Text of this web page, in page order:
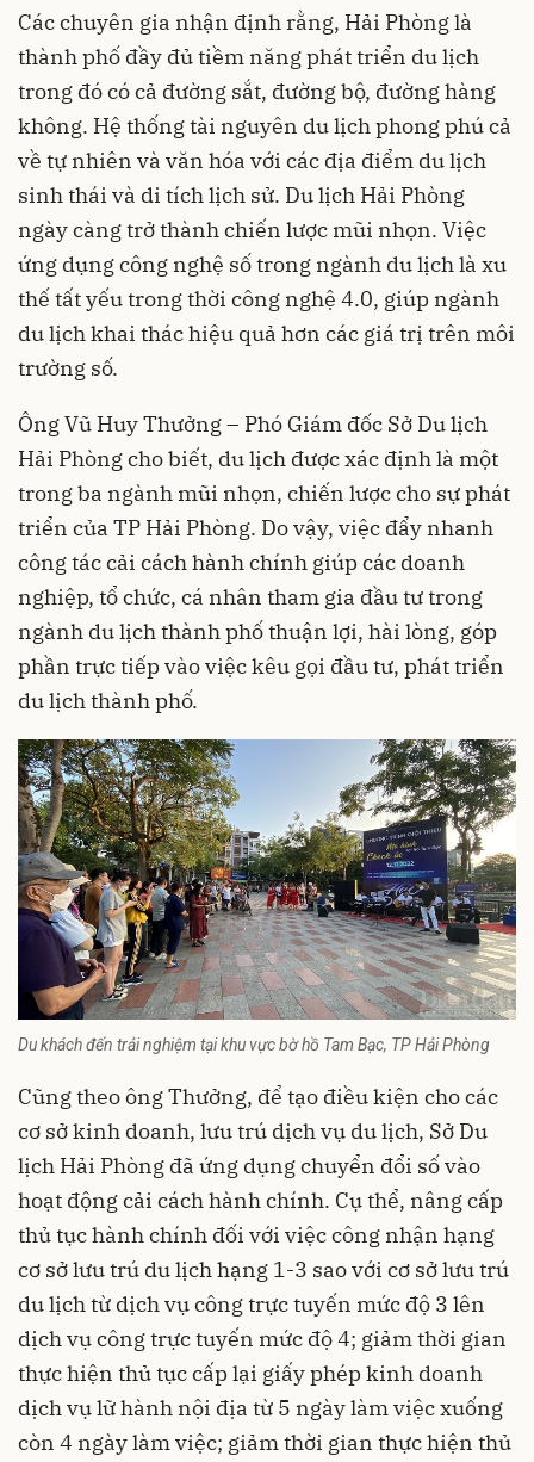
Các chuyên gia nhận định rằng, Hải Phòng là
thành phố đầy đủ tiềm năng phát triển du lịch
trong đó có cả đường sắt, đường bộ, đường hàng
không. Hệ thống tài nguyên du lịch phong phú cả
về tự nhiên và văn hóa với các địa điểm du lịch
sinh thái và di tích lịch sử. Du lịch Hải Phòng
ngày càng trở thành chiến lược mũi nhọn. Việc
ứng dụng công nghệ số trong ngành du lịch là xu
thế tất yếu trong thời công nghệ 4.0, giúp ngành
du lịch khai thác hiệu quả hơn các giá trị trên môi
trường số.
Ông Vũ Huy Thưởng – Phó Giám đốc Sở Du lịch
Hải Phòng cho biết, du lịch được xác định là một
trong ba ngành mũi nhọn, chiến lược cho sự phát
triển của TP Hải Phòng. Do vậy, việc đẩy nhanh
công tác cải cách hành chính giúp các doanh
nghiệp, tổ chức, cá nhân tham gia đầu tư trong
ngành du lịch thành phố thuận lợi, hài lòng, góp
phần trực tiếp vào việc kêu gọi đầu tư, phát triển
du lịch thành phố.
Du khách đến trải nghiệm tại khu vực bờ hồ Tam Bạc, TP Hải Phòng
Cũng theo ông Thưởng, để tạo điều kiện cho các
cơ sở kinh doanh, lưu trú dịch vụ du lịch, Sở Du
lịch Hải Phòng đã ứng dụng chuyển đổi số vào
hoạt động cải cách hành chính. Cụ thể, nâng cấp
thủ tục hành chính đối với việc công nhận hạng
cơ sở lưu trú du lịch hạng 1-3 sao với cơ sở lưu trú
du lịch từ dịch vụ công trực tuyến mức độ 3 lên
dịch vụ công trực tuyến mức độ 4; giảm thời gian
thực hiện thủ tục cấp lại giấy phép kinh doanh
dịch vụ lữ hành nội địa từ 5 ngày làm việc xuống
còn 4 ngày làm việc; giảm thời gian thực hiện thủ